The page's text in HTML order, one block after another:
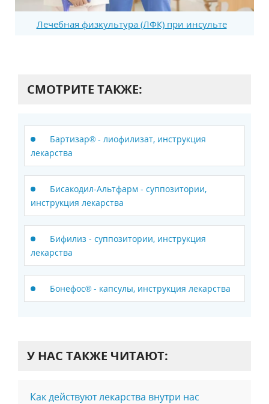
Лечебная физкультура (ЛФК) при инсульте
СМОТРИТЕ ТАКЖЕ:
Бартизар® - лиофилизат, инструкция
лекарства
Бисакодил-Альтфарм - суппозитории,
инструкция лекарства
Бифилиз - суппозитории, инструкция
лекарства
Бонефос® - капсулы, инструкция лекарства
У НАС ТАКЖЕ ЧИТАЮТ:
Как действуют лекарства внутри нас